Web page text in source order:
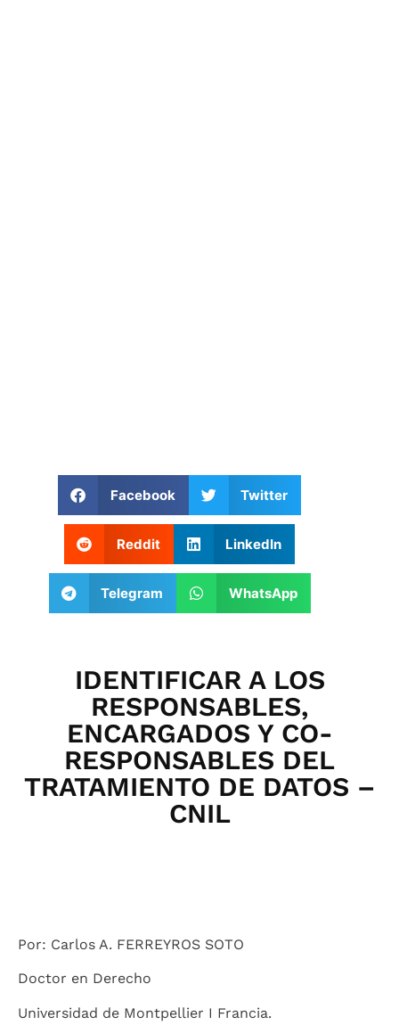
Facebook Twitter
Reddit LinkedIn
Telegram WhatsApp
IDENTIFICAR A LOS
RESPONSABLES,
ENCARGADOS Y CO-
RESPONSABLES DEL
TRATAMIENTO DE DATOS –
CNIL
Por: Carlos A. FERREYROS SOTO
Doctor en Derecho
Universidad de Montpellier I Francia.